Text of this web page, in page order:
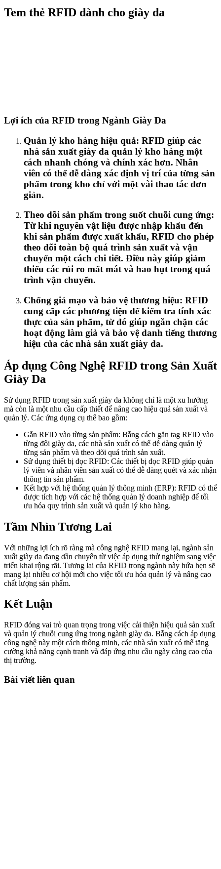
Tem thẻ RFID dành cho giày da
Lợi ích của RFID trong Ngành Giày Da
Quản lý kho hàng hiệu quả: RFID giúp các
nhà sản xuất giày da quản lý kho hàng một
cách nhanh chóng và chính xác hơn. Nhân
viên có thể dễ dàng xác định vị trí của từng sản
phẩm trong kho chỉ với một vài thao tác đơn
giản.
Theo dõi sản phẩm trong suốt chuỗi cung ứng:
Từ khi nguyên vật liệu được nhập khẩu đến
khi sản phẩm được xuất khẩu, RFID cho phép
theo dõi toàn bộ quá trình sản xuất và vận
chuyển một cách chi tiết. Điều này giúp giảm
thiểu các rủi ro mất mát và hao hụt trong quá
trình vận chuyển.
Chống giả mạo và bảo vệ thương hiệu: RFID
cung cấp các phương tiện để kiểm tra tính xác
thực của sản phẩm, từ đó giúp ngăn chặn các
hoạt động làm giả và bảo vệ danh tiếng thương
hiệu của các nhà sản xuất giày da.
Áp dụng Công Nghệ RFID trong Sản Xuất
Giày Da
Sử dụng RFID trong sản xuất giày da không chỉ là một xu hướng
mà còn là một nhu cầu cấp thiết để nâng cao hiệu quả sản xuất và
quản lý. Các ứng dụng cụ thể bao gồm:
Gắn RFID vào từng sản phẩm: Bằng cách gắn tag RFID vào
từng đôi giày da, các nhà sản xuất có thể dễ dàng quản lý
từng sản phẩm và theo dõi quá trình sản xuất.
Sử dụng thiết bị đọc RFID: Các thiết bị đọc RFID giúp quản
lý viên và nhân viên sản xuất có thể dễ dàng quét và xác nhận
thông tin sản phẩm.
Kết hợp với hệ thống quản lý thông minh (ERP): RFID có thể
được tích hợp với các hệ thống quản lý doanh nghiệp để tối
ưu hóa quy trình sản xuất và quản lý kho hàng.
Tầm Nhìn Tương Lai
Với những lợi ích rõ ràng mà công nghệ RFID mang lại, ngành sản
xuất giày da đang dần chuyển từ việc áp dụng thử nghiệm sang việc
triển khai rộng rãi. Tương lai của RFID trong ngành này hứa hẹn sẽ
mang lại nhiều cơ hội mới cho việc tối ưu hóa quản lý và nâng cao
chất lượng sản phẩm.
Kết Luận
RFID đóng vai trò quan trọng trong việc cải thiện hiệu quả sản xuất
và quản lý chuỗi cung ứng trong ngành giày da. Bằng cách áp dụng
công nghệ này một cách thông minh, các nhà sản xuất có thể tăng
cường khả năng cạnh tranh và đáp ứng nhu cầu ngày càng cao của
thị trường.
Bài viết liên quan